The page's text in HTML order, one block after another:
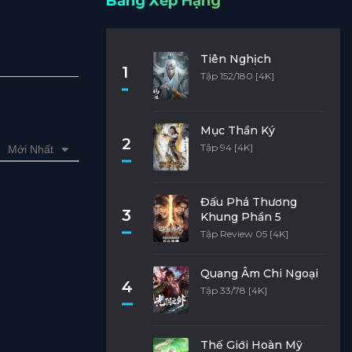
Mới Nhất
1
Tiên Nghịch
Tập 152/180 [4K]
2
Mục Thần Ký
Tập 94 [4K]
3
Đấu Phá Thương
Khung Phần 5
Tập Review 05 [4K]
4
Quang Âm Chi Ngoại
Tập 33/78 [4K]
Thế Giới Hoàn Mỹ